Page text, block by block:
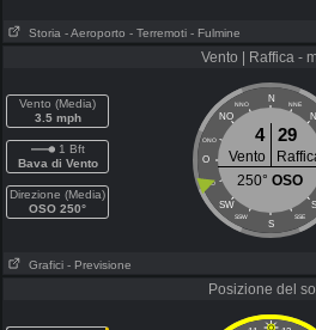
Storia - Aeroporto - Terremoti - Fulmine
Vento | Raffica -
Vento (Media)
3.5 mph
1 Bft
Bava di Vento
Direzione (Media)
OSO 250°
N
NNO NNE
NO
ONO
O
OSO
SW
SSW SSE
S
4 29
Vento
250°OSO
Grafici - Previsione
Posizione del